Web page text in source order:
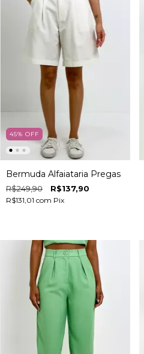
45% OFF
Bermuda Alfaiataria Pregas
R$249,90 R$137,90
R$131,01 com Pix